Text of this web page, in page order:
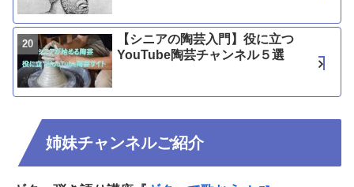
【シニアの陶芸入門】役に立つ
YouTube陶芸チャンネル５選
姉妹チャンネルご紹介